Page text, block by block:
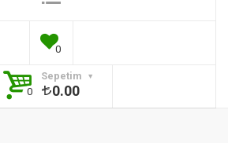
0
Sepetim
0
0.00